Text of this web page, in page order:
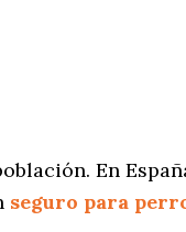
En
seguro para